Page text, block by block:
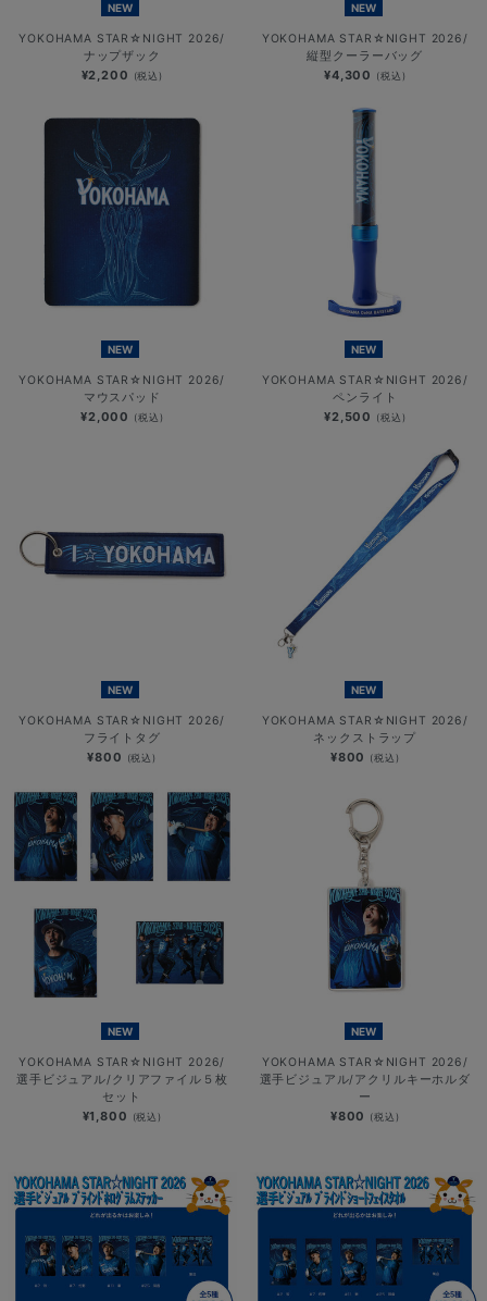
NEW
YOKOHAMA STAR☆NIGHT 2026/
ナップザック
¥2,200 (税込)
NEW
YOKOHAMA STAR☆NIGHT 2026/
縦型クーラーバッグ
¥4,300 (税込)
NEW
YOKOHAMA STAR☆NIGHT 2026/
マウスパッド
¥2,000 (税込)
NEW
YOKOHAMA STAR☆NIGHT 2026/
ペンライト
¥2,500 (税込)
NEW
YOKOHAMA STAR☆NIGHT 2026/
フライトタグ
¥800 (税込)
NEW
YOKOHAMA STAR☆NIGHT 2026/
ネックストラップ
¥800 (税込)
NEW
YOKOHAMA STAR☆NIGHT 2026/
選手ビジュアル/クリアファイル５枚
セット
¥1,800 (税込)
NEW
YOKOHAMA STAR☆NIGHT 2026/
選手ビジュアル/アクリルキーホルダ
ー
¥800 (税込)